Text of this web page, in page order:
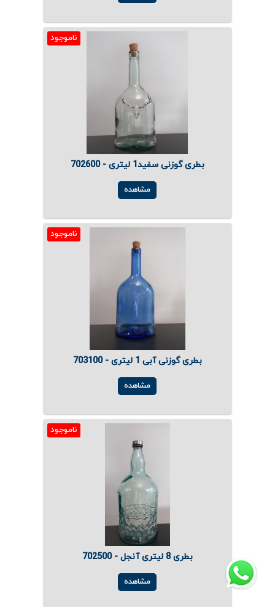
ناموجود
بطری گوزنی سفید1 لیتری - 702600
مشاهده
ناموجود
بطری گوزنی آبی 1 لیتری - 703100
مشاهده
ناموجود
بطری 8 لیتری آنجل - 702500
مشاهده